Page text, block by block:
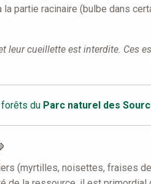
partie racinaire (bulbe dans
leur cueillette est interdite. Ces
du Parc naturel des
(myrtilles, noisettes, fraises